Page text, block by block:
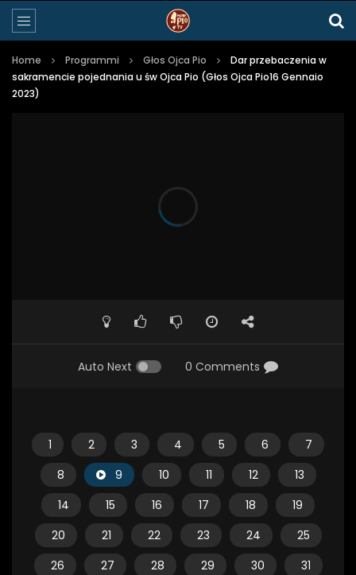
Home Programmi Głos Ojca Pio
Dar przebaczenia w
sakramencie pojednania u św Ojca Pio (Głos Ojca Pio16 Gennaio
2023)
Auto Next 0 Comments
1 2 3 4 5 6
7
8
9 10 11 12
13
14
15 16 17 18
19
20
21 22 23 24
25
26
27 28 29 30
31